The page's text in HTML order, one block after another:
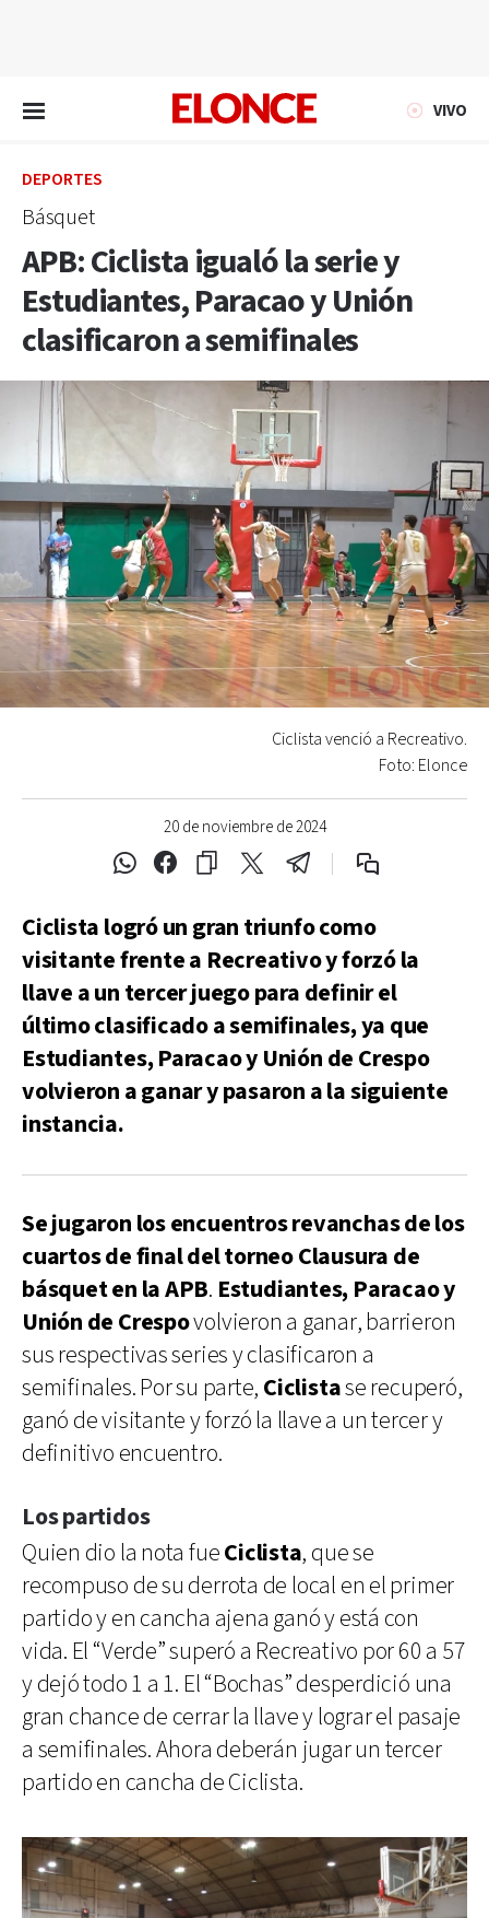
VIVO
DEPORTES
Básquet
APB: Ciclista igualó la serie y
Estudiantes, Paracao y Unión
clasificaron a semifinales
20 de noviembre de 2024
Ciclista venció a Recreativo.
Foto: Elonce
Ciclista logró un gran triunfo como
visitante frente a Recreativo y forzó la
llave a un tercer juego para definir el
último clasificado a semifinales, ya que
Estudiantes, Paracao y Unión de Crespo
volvieron a ganar y pasaron a la siguiente
instancia.
Se jugaron los encuentros revanchas de los
cuartos de final del torneo Clausura de
básquet en la APB. Estudiantes, Paracao y
Unión de Crespovolvieron a ganar, barrieron
sus respectivas series y clasificaron a
semifinales. Por su parte, Ciclistase recuperó,
ganó de visitante y forzó la llave a un tercer y
definitivo encuentro.
Los partidos
Quien dio la nota fueCiclista, que se
recompuso de su derrota de local en el primer
partido y en cancha ajena ganó y está con
vida. El “Verde” superó a Recreativo por 60 a 57
y dejó todo 1 a 1. El “Bochas” desperdició una
gran chance de cerrar la llave y lograr el pasaje
a semifinales. Ahora deberán jugar un tercer
partido en cancha de Ciclista.